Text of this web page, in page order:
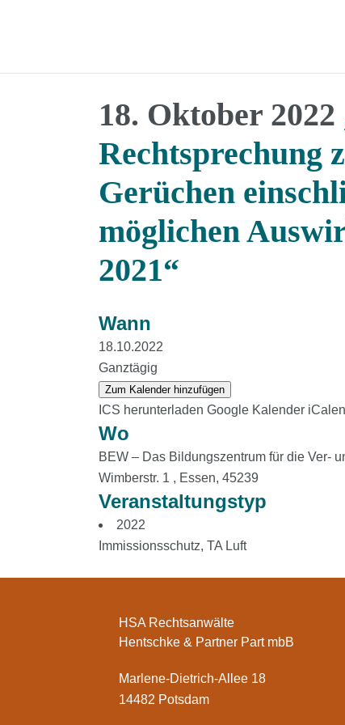
18. Oktober 2022
Rechtsprechung
Gerüchen
möglichen
2021“
Wann
18.10.2022
Ganztägig
Zum Kalender hinzufügen
ICS herunterladen Google Kalender
Wo
BEW – Das Bildungszentrum für die Ver-
Wimberstr. 1 , Essen, 45239
Veranstaltungstyp
2022
Immissionsschutz, TA Luft
HSA Rechtsanwälte
Hentschke & Partner Part mbB
Marlene-Dietrich-Allee 18
14482 Potsdam